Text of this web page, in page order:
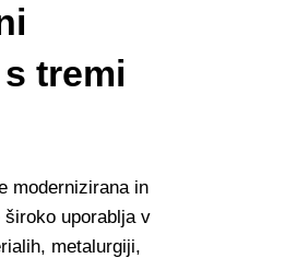
tremi
modernizirana in
uporablja v
metalurgiji,